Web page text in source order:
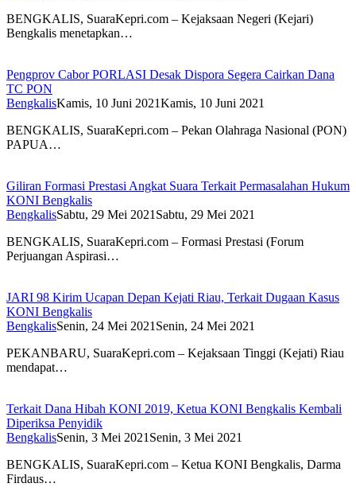
BENGKALIS, SuaraKepri.com – Kejaksaan Negeri (Kejari)
Bengkalis menetapkan…
Pengprov Cabor PORLASI Desak Dispora Segera Cairkan Dana
TC PON
BengkalisKamis, 10 Juni 2021Kamis, 10 Juni 2021
BENGKALIS, SuaraKepri.com – Pekan Olahraga Nasional (PON)
PAPUA…
Giliran Formasi Prestasi Angkat Suara Terkait Permasalahan Hukum
KONI Bengkalis
BengkalisSabtu, 29 Mei 2021 Sabtu, 29 Mei 2021
BENGKALIS, SuaraKepri.com – Formasi Prestasi (Forum
Perjuangan Aspirasi…
JARI 98 Kirim Ucapan Depan Kejati Riau, Terkait Dugaan Kasus
KONI Bengkalis
BengkalisSenin, 24 Mei 2021 Senin, 24 Mei 2021
PEKANBARU, SuaraKepri.com – Kejaksaan Tinggi (Kejati) Riau
mendapat…
Terkait Dana Hibah KONI 2019, Ketua KONI Bengkalis Kembali
Diperiksa Penyidik
BengkalisSenin, 3 Mei 2021 Senin, 3 Mei 2021
BENGKALIS, SuaraKepri.com – Ketua KONI Bengkalis, Darma
Firdaus…